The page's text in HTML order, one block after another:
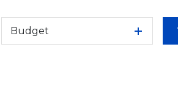
Budget